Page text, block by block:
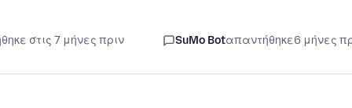
στις 7 μήνες πριν SuMo Botαπαντήθηκε6 μήνες